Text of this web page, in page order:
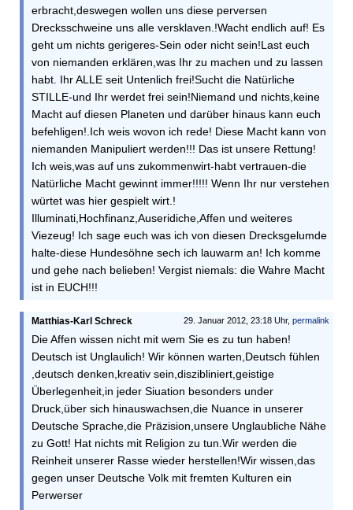
erbracht,deswegen wollen uns diese perversen
Drecksschweine uns alle versklaven.!Wacht endlich auf! Es
geht um nichts gerigeres-Sein oder nicht sein!Last euch
von niemanden erklären,was Ihr zu machen und zu lassen
habt. Ihr ALLE seit Untenlich frei!Sucht die Natürliche
STILLE-und Ihr werdet frei sein!Niemand und nichts,keine
Macht auf diesen Planeten und darüber hinaus kann euch
befehligen!.Ich weis wovon ich rede! Diese Macht kann von
niemanden Manipuliert werden!!! Das ist unsere Rettung!
Ich weis,was auf uns zukommenwirt-habt vertrauen-die
Natürliche Macht gewinnt immer!!!!! Wenn Ihr nur verstehen
würtet was hier gespielt wirt.!
Illuminati,Hochfinanz,Auseridiche,Affen und weiteres
Viezeug! Ich sage euch was ich von diesen Drecksgelumde
halte-diese Hundesöhne sech ich lauwarm an! Ich komme
und gehe nach belieben! Vergist niemals: die Wahre Macht
ist in EUCH!!!
29. Januar 2012, 23:18 Uhr, permalink
Matthias-Karl Schreck
Die Affen wissen nicht mit wem Sie es zu tun haben!
Deutsch ist Unglaulich! Wir können warten,Deutsch fühlen
,deutsch denken,kreativ sein,diszibliniert,geistige
Überlegenheit,in jeder Siuation besonders under
Druck,über sich hinauswachsen,die Nuance in unserer
Deutsche Sprache,die Präzision,unsere Unglaubliche Nähe
zu Gott! Hat nichts mit Religion zu tun.Wir werden die
Reinheit unserer Rasse wieder herstellen!Wir wissen,das
gegen unser Deutsche Volk mit fremten Kulturen ein
Perwerser